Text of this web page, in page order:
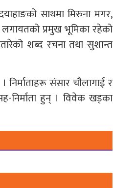
साथमा मिरुना मगर,
प्रमुख भूमिका रहेको
शब्द रचना तथा सुशान्त
निर्माताहरू संसार चौलागाईं र
निर्माता हुन् । विवेक खड्का